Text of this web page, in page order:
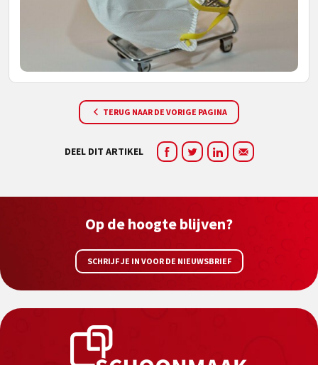
TERUG NAAR DE VORIGE PAGINA
DEEL DIT ARTIKEL
Op de hoogte blijven?
SCHRIJF JE IN VOOR DE NIEUWSBRIEF